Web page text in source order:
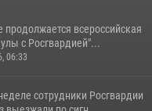
продолжается всероссийская
с Росгвардией"...
06:33
сотрудники Росгвардии